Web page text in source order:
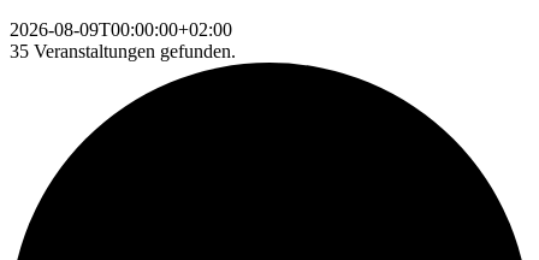
2026-08-09T00:00:00+02:00
35 Veranstaltungen gefunden.